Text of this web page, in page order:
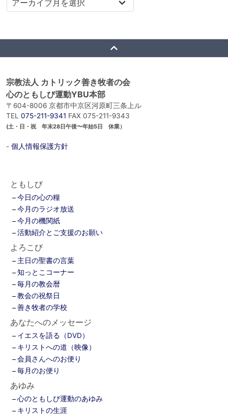
宗教法人 カトリック善き牧者の会
心のともしび運動YBU本部
〒604-8006 京都市中京区河原町三条上ル
TEL 075-211-9341 FAX 075-211-9343
(土・日・祝 年末28日午後〜年始5日 休業）
- 個人情報保護方針
ともしび
今日の心の糧
今月のラジオ放送
今月の機関紙
活動紹介とご支援のお願い
よろこび
主日の聖書の言葉
知っとこコーナー
毎月の教会暦
教会の祝祭日
善き牧者の学校
あなたへのメッセージ
イエスを語る（DVD）
キリストへの道（映像）
会員さんへのお便り
毎月のお便り
あゆみ
心のともしび運動のあゆみ
キリストの生涯